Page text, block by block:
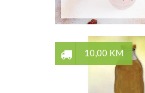
10,00 KM